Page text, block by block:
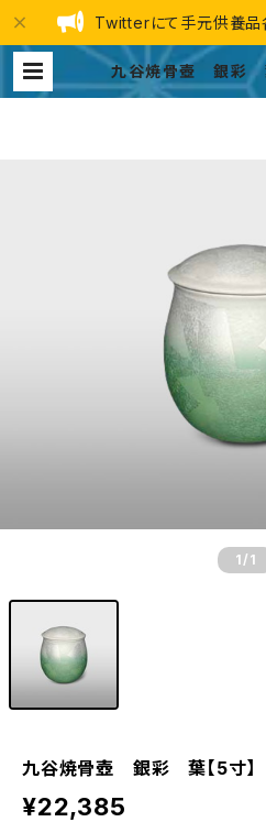
Twitterにて手元供養品
九谷焼骨壺 銀彩
供養品 総合ス
1 /1
九谷焼骨壺 銀彩 葉【5寸】
¥22,385